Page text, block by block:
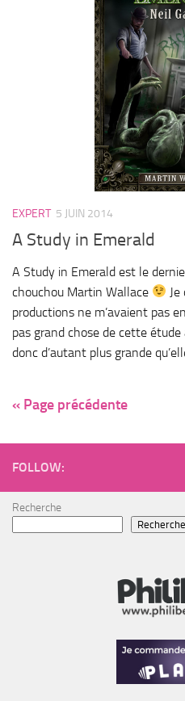
EXPERT 5 JUIN 2014
A Study in Emerald
A Study in Emerald est le
chouchou Martin Wallace
productions ne m’avaient pas
pas grand chose de cette étude
donc d’autant plus grande
« Page précédente
FOLLOW:
Recherche
Recherche